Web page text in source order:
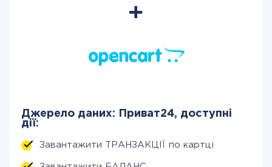
Джерело даних: Приват24, доступні
дії:
Завантажити ТРАНЗАКЦІЇ по картці